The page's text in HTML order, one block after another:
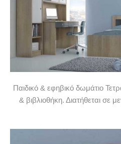
Παιδικό & εφηβικό δωμάτιο
& βιβλιοθήκη. Διατήθεται σε